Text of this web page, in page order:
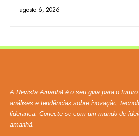
agosto 6, 2026
A Revista Amanhã é o seu guia para o
análises e tendências sobre inovação,
liderança. Conecte-se com um mundo de
amanhã.